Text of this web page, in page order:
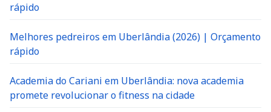
rápido
Melhores pedreiros em Uberlândia (2026) | Orçamento
rápido
Academia do Cariani em Uberlândia: nova academia
promete revolucionar o fitness na cidade